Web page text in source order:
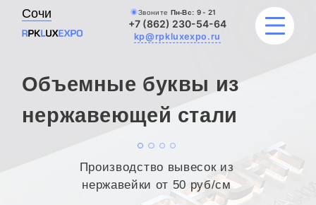
Сочи Звоните Пн-Вс: 9 - 21
+7 (862) 230-54-64
kp@rpkluxexpo.ru
УСЛУГИ
Объемные буквы из
нержавеющей стали
Производство вывесок из
нержавейки от 50 руб/см